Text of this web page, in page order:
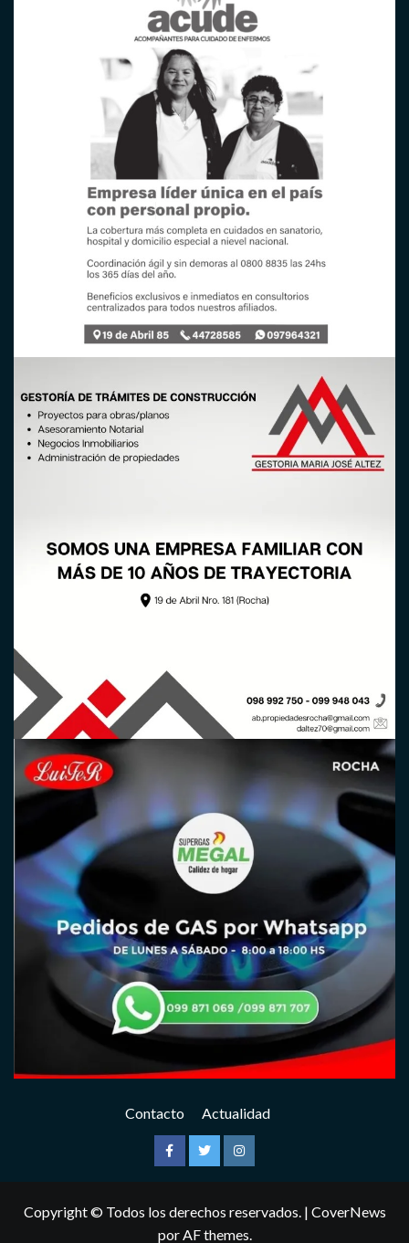
Contacto Actualidad
FacebookTwitterInstagram
Copyright © Todos los derechos reservados. | CoverNews
por AF themes.